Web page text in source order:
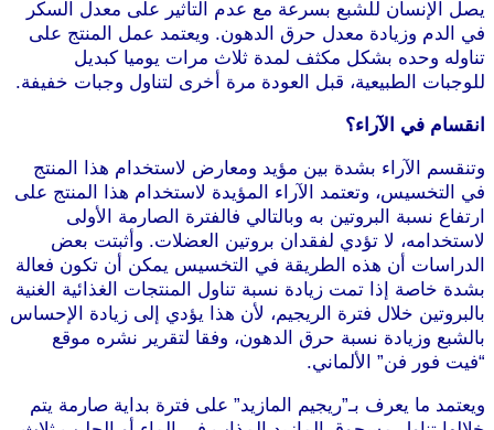
يصل الإنسان للشبع بسرعة مع عدم التأثير على معدل السكر
في الدم وزيادة معدل حرق الدهون. ويعتمد عمل المنتج على
تناوله وحده بشكل مكثف لمدة ثلاث مرات يوميا كبديل
للوجبات الطبيعية، قبل العودة مرة أخرى لتناول وجبات خفيفة.
انقسام في الآراء؟
وتنقسم الآراء بشدة بين مؤيد ومعارض لاستخدام هذا المنتج
في التخسيس، وتعتمد الآراء المؤيدة لاستخدام هذا المنتج على
ارتفاع نسبة البروتين به وبالتالي فالفترة الصارمة الأولى
لاستخدامه، لا تؤدي لفقدان بروتين العضلات. وأثبتت بعض
الدراسات أن هذه الطريقة في التخسيس يمكن أن تكون فعالة
بشدة خاصة إذا تمت زيادة نسبة تناول المنتجات الغذائية الغنية
بالبروتين خلال فترة الريجيم، لأن هذا يؤدي إلى زيادة الإحساس
بالشبع وزيادة نسبة حرق الدهون، وفقا لتقرير نشره موقع
“فيت فور فن” الألماني.
ويعتمد ما يعرف بـ”ريجيم المازيد” على فترة بداية صارمة يتم